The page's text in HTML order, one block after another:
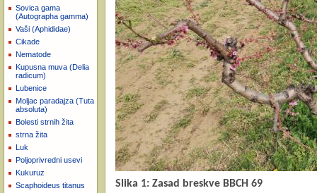
Sovica gama
(Autographa gamma)
Vaši (Aphididae)
Cikade
Nematode
Kupusna muva (Delia
radicum)
Lubenice
Moljac paradajza (Tuta
absoluta)
Bolesti strnih žita
strna žita
Luk
Poljoprivredni usevi
Kukuruz
Scaphoideus titanus
Slika 1: Zasad breskve BBCH 69